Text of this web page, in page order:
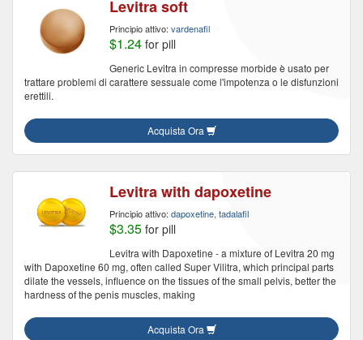
Levitra soft
Principio attivo: vardenafil
$1.24 for pill
Generic Levitra in compresse morbide è usato per
trattare problemi di carattere sessuale come l'impotenza o le disfunzioni
erettili.
Acquista Ora
Levitra with dapoxetine
Principio attivo: dapoxetine, tadalafil
$3.35 for pill
Levitra with Dapoxetine - a mixture of Levitra 20 mg
with Dapoxetine 60 mg, often called Super Vilitra, which principal parts
dilate the vessels, influence on the tissues of the small pelvis, better the
hardness of the penis muscles, making
Acquista Ora